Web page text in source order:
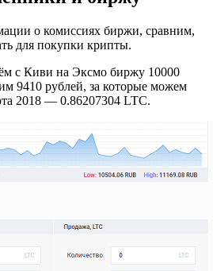
о комиссиях биржи, сравним,
для покупки крипты.
с Киви на Эксмо биржу 10000
9410 рублей, за которые можем
2018 — 0.86207304 LTC.